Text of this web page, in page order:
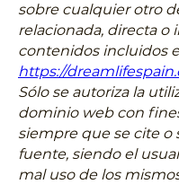
sobre cualquier otro
relacionada, directa o
contenidos incluidos
https://
Sólo se autoriza la
dominio web con
siempre que se cite o
fuente, siendo el
mal uso de los